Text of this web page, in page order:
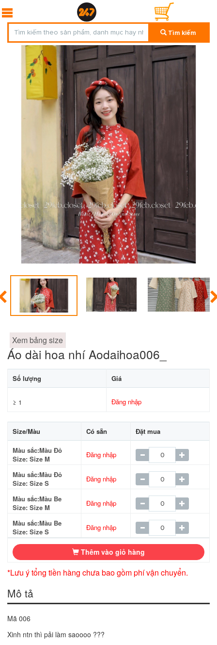
Tìm kiếm
Xem bảng size
Áo dài hoa nhí Aodaihoa006_
Số lượng Giá
≥ 1 Đăng nhập
Size/Màu Có sẵn Đặt mua
Màu sắc:Màu Đỏ
Size: Size M
Đăng nhập
Màu sắc:Màu Đỏ
Size: Size S
Đăng nhập
Màu sắc:Màu Be
Size: Size M
Đăng nhập
Màu sắc:Màu Be
Size: Size S
Đăng nhập
Thêm vào giỏ hàng
*Lưu ý tổng tiền hàng chưa bao gồm phí vận chuyển.
Mô tả
Mã 006
Xinh ntn thì pải làm saoooo ???